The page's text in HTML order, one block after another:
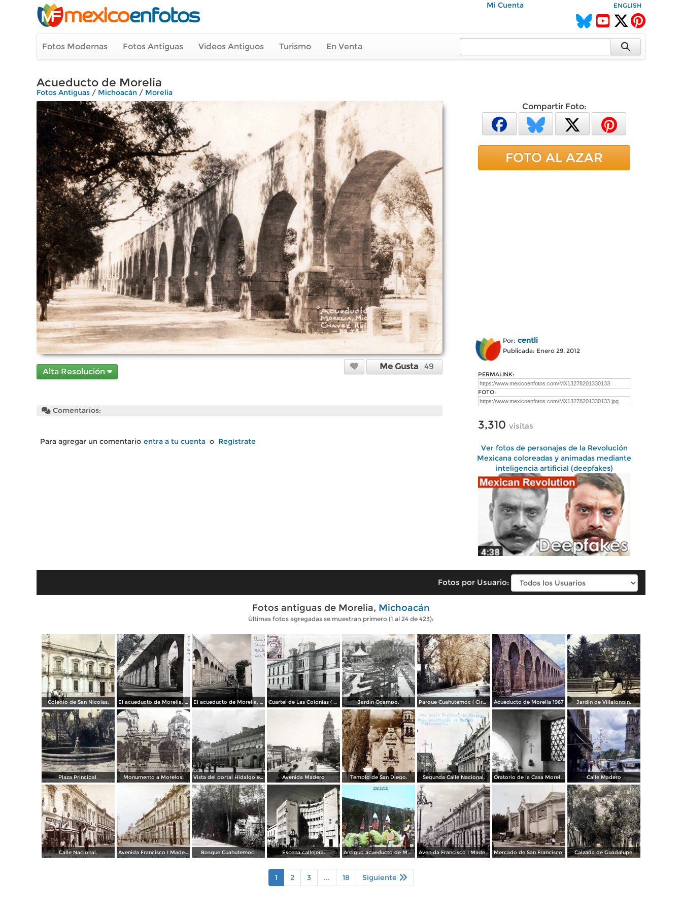
Mi Cuenta ENGLISH
Fotos Modernas Fotos Antiguas Videos Antiguos Turismo En Venta
Acueducto de Morelia
Fotos Antiguas / Michoacán / Morelia
Alta Resolución
Me Gusta 49
Comentarios:
Para agregar un comentario entra a tu cuenta o Regístrate
Compartir Foto:
FOTO AL AZAR
Por: centli
Publicada: Enero 29, 2012
PERMALINK:
FOTO:
3,310 visitas
Ver fotos de personajes de la Revolución
Mexicana coloreadas y animadas mediante
inteligencia artificial (deepfakes)
Fotos por Usuario:
Fotos antiguas de Morelia, Michoacán
Últimas fotos agregadas se muestran primero (1 al 24 de 423):
Colegio de San Nicolas. El acueducto de Morelia, Michoacán El acueducto de Morelia, Michoacán Cuartel de Las Colonias ( Circulada el 1 de Abril de 1921 ). Jardin Ocampo. Parque Cuahutemoc ( Circulada el 24 de Junio de 1938 ). Acueducto de Morelia 1967 Jardin de Villalongin.
Plaza Principal. Monumento a Morelos. Vista del portal Hidalgo en Morelia Michoacán ( Circulada el 6 de Abril de 1957 ). Avenida Madero Templo de San Diego. Segunda Calle Nacional. Oratorio de la Casa Morelos Calle Madero
Calle Nacional. Avenida Francisco I Madero. Bosque Cuahutemoc. Escena callejera. Antiguo acueducto de Morelia Michoacán. Avenida Francisco I Madero. Mercado de San Francisco. Calzada de Guadalupe.
1 2 3 ... 18 Siguiente